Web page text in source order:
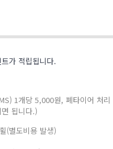
가 적립됩니다.
1개당 5,000원, 폐타이어 처리
됩니다.)
(별도비용 발생)